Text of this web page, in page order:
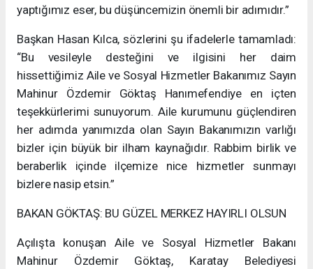
yaptığımız eser, bu düşüncemizin önemli bir adımıdır.”
Başkan Hasan Kılca, sözlerini şu ifadelerle tamamladı:
“Bu vesileyle desteğini ve ilgisini her daim
hissettiğimiz Aile ve Sosyal Hizmetler Bakanımız Sayın
Mahinur Özdemir Göktaş Hanımefendiye en içten
teşekkürlerimi sunuyorum. Aile kurumunu güçlendiren
her adımda yanımızda olan Sayın Bakanımızın varlığı
bizler için büyük bir ilham kaynağıdır. Rabbim birlik ve
beraberlik içinde ilçemize nice hizmetler sunmayı
bizlere nasip etsin.”
BAKAN GÖKTAŞ: BU GÜZEL MERKEZ HAYIRLI OLSUN
Açılışta konuşan Aile ve Sosyal Hizmetler Bakanı
Mahinur Özdemir Göktaş, Karatay Belediyesi